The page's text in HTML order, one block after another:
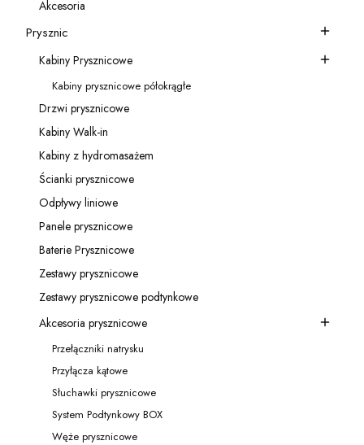
Kategoria - Akcesoria
Akcesoria
Kategoria - Prysznic
Prysznic
Kategoria - Kabiny Prysznicowe
Kabiny Prysznicowe
Kategoria - Kabiny prysznicowe półokrągłe
Kabiny prysznicowe półokrągłe
Kategoria - Drzwi prysznicowe
Drzwi prysznicowe
Kategoria - Kabiny Walk-in
Kabiny Walk-in
Kategoria - Kabiny z hydromasażem
Kabiny z hydromasażem
Kategoria - Ścianki prysznicowe
Ścianki prysznicowe
Kategoria - Odpływy liniowe
Odpływy liniowe
Kategoria - Panele prysznicowe
Panele prysznicowe
Kategoria - Baterie Prysznicowe
Baterie Prysznicowe
Kategoria - Zestawy prysznicowe
Zestawy prysznicowe
Kategoria - Zestawy prysznicowe podtynkowe
Zestawy prysznicowe podtynkowe
Kategoria - Akcesoria prysznicowe
Akcesoria prysznicowe
Kategoria - Przełączniki natrysku
Przełączniki natrysku
Kategoria - Przyłącza kątowe
Przyłącza kątowe
Kategoria - Słuchawki prysznicowe
Słuchawki prysznicowe
Kategoria - System Podtynkowy BOX
System Podtynkowy BOX
Węże prysznicowe